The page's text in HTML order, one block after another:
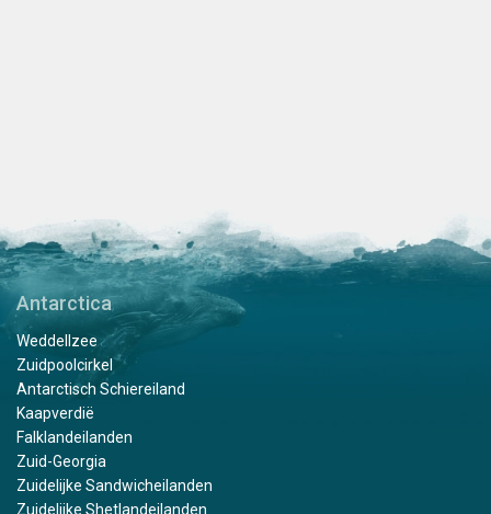
Antarctica
Weddellzee
Zuidpoolcirkel
Antarctisch Schiereiland
Kaapverdië
Falklandeilanden
Zuid-Georgia
Zuidelijke Sandwicheilanden
Zuidelijke Shetlandeilanden